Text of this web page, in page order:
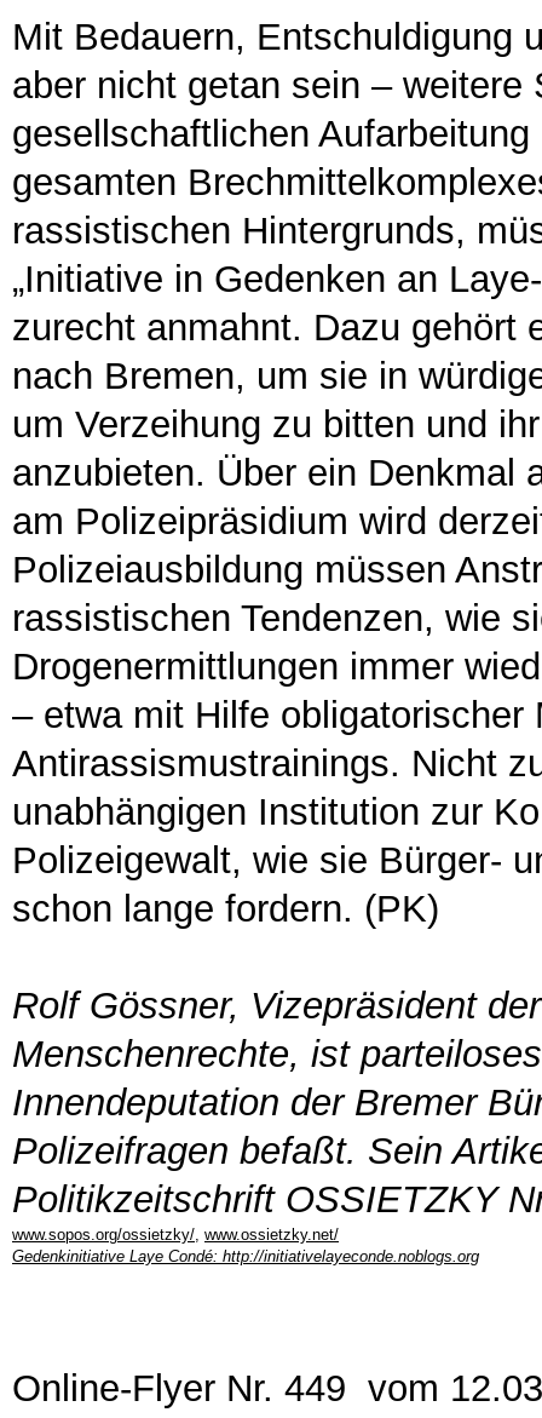
Mit Bedauern, Entschuldigung
aber nicht getan sein – weitere
gesellschaftlichen
gesamten
rassistischen Hintergrunds,
„Initiative in Gedenken an
zurecht anmahnt. Dazu gehört
nach Bremen, um sie in
um Verzeihung zu bitten und
anzubieten. Über ein Denkmal
am Polizeipräsidium wird
Polizeiausbildung müssen
rassistischen Tendenzen, wie
Drogenermittlungen immer
– etwa mit Hilfe obligatorischer
Antirassismustrainings. Nicht
unabhängigen Institution zur
Polizeigewalt, wie sie Bürger-
schon lange fordern. (PK)
Rolf Gössner, Vizepräsident
Menschenrechte, ist
Innendeputation der Bremer
Polizeifragen befaßt. Sein
Politikzeitschrift OSSIETZKY
www.sopos.org/ossietzky/, www.ossietzky.net/
Gedenkinitiative Laye Condé: http://initiativelayeconde.noblogs.org
Online-Flyer Nr. 449 vom